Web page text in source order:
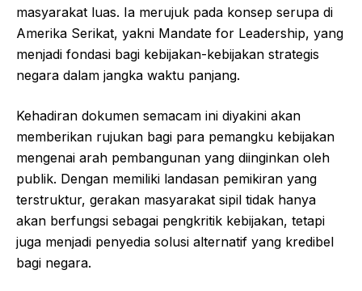
masyarakat luas. Ia merujuk pada konsep serupa di
Amerika Serikat, yakni Mandate for Leadership, yang
menjadi fondasi bagi kebijakan-kebijakan strategis
negara dalam jangka waktu panjang.
Kehadiran dokumen semacam ini diyakini akan
memberikan rujukan bagi para pemangku kebijakan
mengenai arah pembangunan yang diinginkan oleh
publik. Dengan memiliki landasan pemikiran yang
terstruktur, gerakan masyarakat sipil tidak hanya
akan berfungsi sebagai pengkritik kebijakan, tetapi
juga menjadi penyedia solusi alternatif yang kredibel
bagi negara.